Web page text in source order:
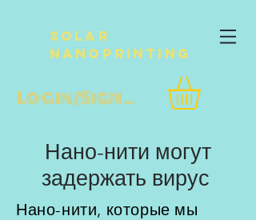
Solar
NanoPrinting
Login/Sign up
Нано-нити могут
задержать вирус
Нано-нити, которые мы